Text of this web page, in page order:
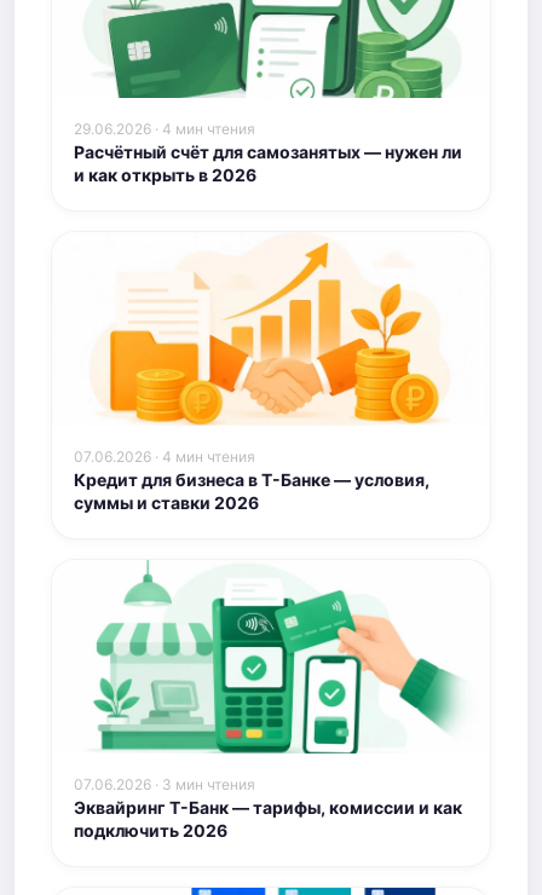
29.06.2026 · 4 мин чтения
Расчётный счёт для самозанятых — нужен ли
и как открыть в 2026
07.06.2026 · 4 мин чтения
Кредит для бизнеса в Т-Банке — условия,
суммы и ставки 2026
07.06.2026 · 3 мин чтения
Эквайринг Т-Банк — тарифы, комиссии и как
подключить 2026